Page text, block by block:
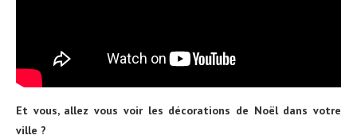
Et vous, allez vous voir les décorations de Noël dans votre
ville ?